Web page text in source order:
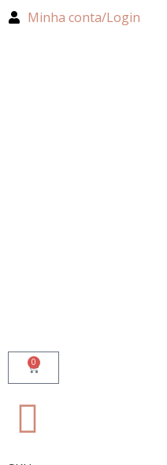
Minha conta/Login
0